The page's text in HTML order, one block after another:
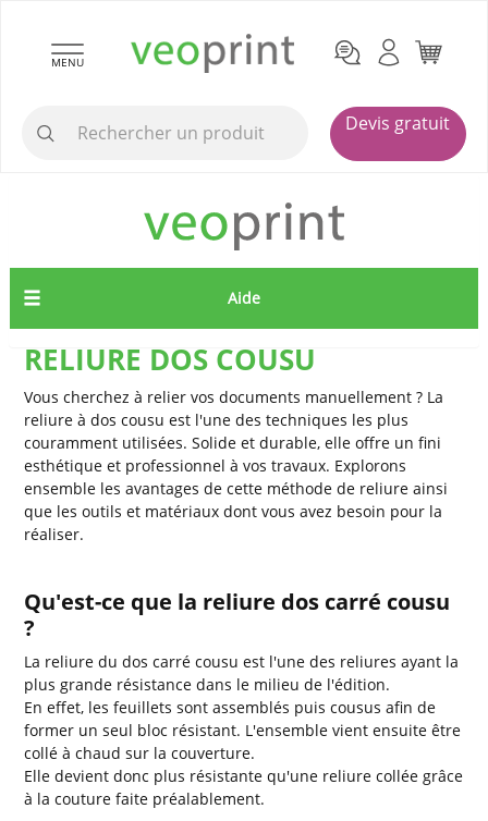
MENU
Devis gratuit
Aide
RELIURE DOS COUSU
Vous cherchez à relier vos documents manuellement ? La
reliure à dos cousu est l'une des techniques les plus
couramment utilisées. Solide et durable, elle offre un fini
esthétique et professionnel à vos travaux. Explorons
ensemble les avantages de cette méthode de reliure ainsi
que les outils et matériaux dont vous avez besoin pour la
réaliser.
Qu'est-ce que la reliure dos carré cousu
?
La reliure du dos carré cousu est l'une des reliures ayant la
plus grande résistance dans le milieu de l'édition.
En effet, les feuillets sont assemblés puis cousus afin de
former un seul bloc résistant. L'ensemble vient ensuite être
collé à chaud sur la couverture.
Elle devient donc plus résistante qu'une reliure collée grâce
à la couture faite préalablement.